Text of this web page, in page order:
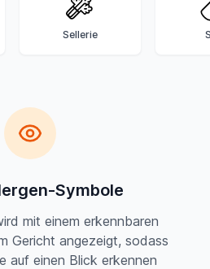
Sellerie
Symbole
mit einem erkennbaren
Gericht angezeigt, sodass
auf einen Blick erkennen